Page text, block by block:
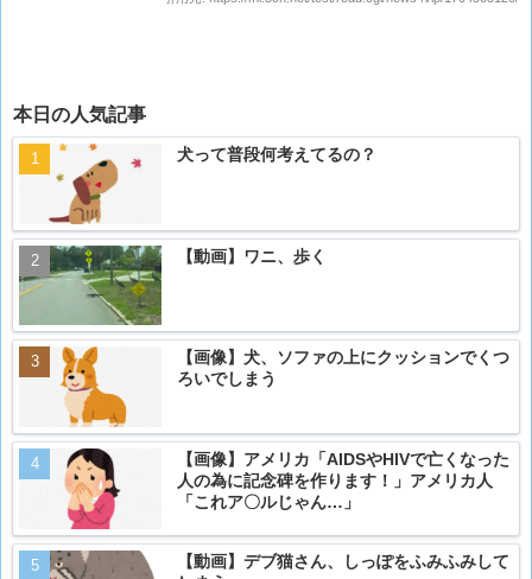
本日の人気記事
犬って普段何考えてるの？
【動画】ワニ、歩く
【画像】犬、ソファの上にクッションでくつ
ろいでしまう
【画像】アメリカ「AIDSやHIVで亡くなった
人の為に記念碑を作ります！」アメリカ人
「これア〇ルじゃん…」
【動画】デブ猫さん、しっぽをふみふみして